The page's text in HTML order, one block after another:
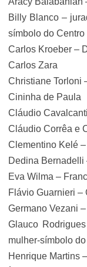
Billy Blanco –
símbolo do Centro
Carlos Kroeber –
Carlos Zara
Christiane Torloni
Cininha de Paula
Cláudio
Cláudio Corrêa e
Clementino Kelé
Dedina Bernadelli
Eva Wilma –
Flávio Guarnieri –
Germano Vezani –
Glauco
mulher-símbolo
Henrique Martins